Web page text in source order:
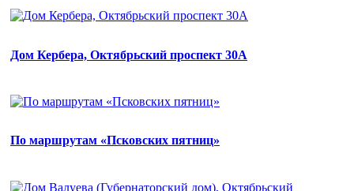
Дом Кербера, Октябрьский проспект 30А
По маршрутам «Псковских пятниц»